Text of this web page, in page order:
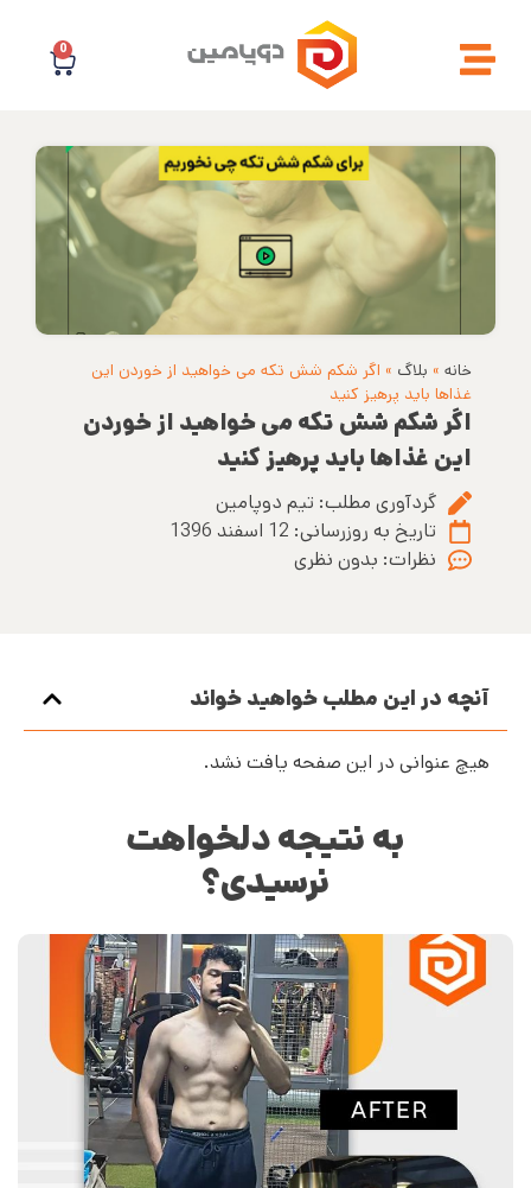
0
خانه » بلاگ » اگر شکم شش تکه می خواهید از خوردن این
غذاها باید پرهیز کنید
اگر شکم شش تکه می خواهید از خوردن
این غذاها باید پرهیز کنید
گردآوری مطلب: تیم دوپامین
تاریخ به روزرسانی: 12 اسفند 1396
نظرات: بدون نظری
آنچه در این مطلب خواهید خواند
هیچ عنوانی در این صفحه یافت نشد.
به نتیجه دلخواهت
نرسیدی؟